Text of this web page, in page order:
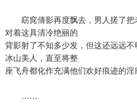
窈窕倩影再度飘去，男人搓了把
对着这具清冷绝丽的
背影射了不知多少发，但这还远远
冰山美人，直至将整
座飞舟都化作充满他们欢好痕迹的淫
……